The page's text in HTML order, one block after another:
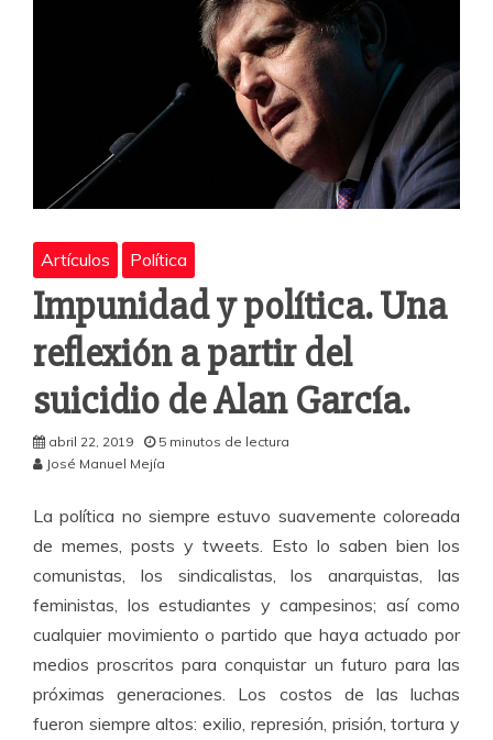
Artículos Política
Impunidad y política. Una
reflexión a partir del
suicidio de Alan García.
abril 22, 2019
5 minutos de lectura
José Manuel Mejía
La política no siempre estuvo suavemente coloreada
de memes, posts y tweets. Esto lo saben bien los
comunistas, los sindicalistas, los anarquistas, las
feministas, los estudiantes y campesinos; así como
cualquier movimiento o partido que haya actuado por
medios proscritos para conquistar un futuro para las
próximas generaciones. Los costos de las luchas
fueron siempre altos: exilio, represión, prisión, tortura y